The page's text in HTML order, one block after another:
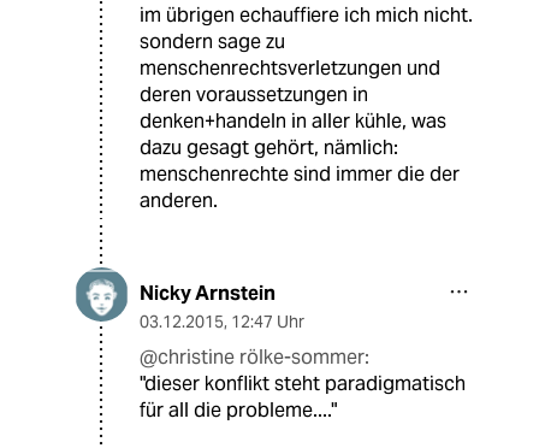
im übrigen echauffiere ich mich nicht.
sondern sage zu
menschenrechtsverletzungen und
deren voraussetzungen in
denken+handeln in aller kühle, was
dazu gesagt gehört, nämlich:
menschenrechte sind immer die der
anderen.
Nicky Arnstein
03.12.2015, 12:47 Uhr
@christine rölke-sommer:
"dieser konflikt steht paradigmatisch
für all die probleme...."